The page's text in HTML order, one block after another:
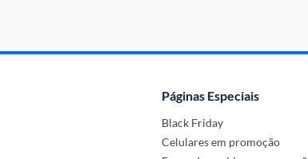
Páginas Especiais
Black Friday
Celulares em promoção